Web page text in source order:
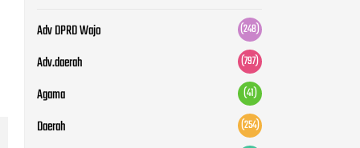
Adv DPRD Wajo (248)
Adv.daerah (797)
Agama (41)
Daerah (254)